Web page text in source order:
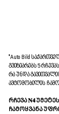
"Auto Bild
გვიზიარებს 5
რა უნდა
ავტომობილის
ᲠᲩᲔᲕᲐ 𝐍𝟒
ᲩᲐᲛᲝᲧᲕᲐᲜᲐ